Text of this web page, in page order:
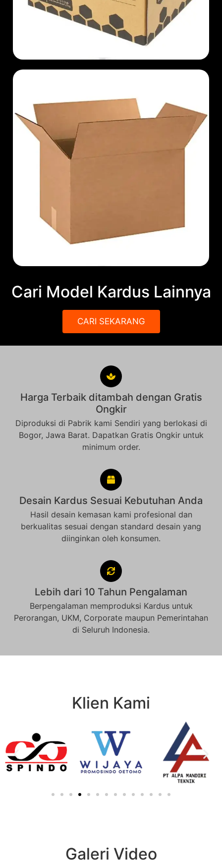
Cari Model Kardus Lainnya
CARI SEKARANG
Harga Terbaik ditambah dengan Gratis
Ongkir
Diproduksi di Pabrik kami Sendiri yang berlokasi di
Bogor, Jawa Barat. Dapatkan Gratis Ongkir untuk
minimum order.
Desain Kardus Sesuai Kebutuhan Anda
Hasil desain kemasan kami profesional dan
berkualitas sesuai dengan standard desain yang
diinginkan oleh konsumen.
Lebih dari 10 Tahun Pengalaman
Berpengalaman memproduksi Kardus untuk
Perorangan, UKM, Corporate maupun Pemerintahan
di Seluruh Indonesia.
Klien Kami
Galeri Video